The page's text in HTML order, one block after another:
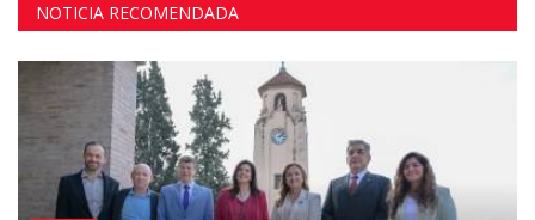
NOTICIA RECOMENDADA